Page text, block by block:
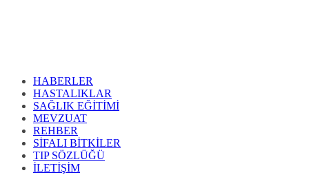
HABERLER
HASTALIKLAR
SAĞLIK EĞİTİMİ
MEVZUAT
REHBER
SİFALI BİTKİLER
TIP SÖZLÜĞÜ
İLETİŞİM